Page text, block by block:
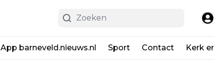
App barneveld.nieuws.nl Sport Contact Kerk